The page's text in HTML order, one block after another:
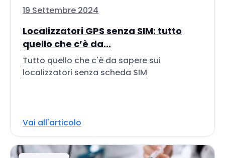
19 Settembre 2024
Localizzatori GPS senza SIM: tutto
quello che c’è da...
Tutto quello che c'è da sapere sui
localizzatori senza scheda SIM
Vai all'articolo